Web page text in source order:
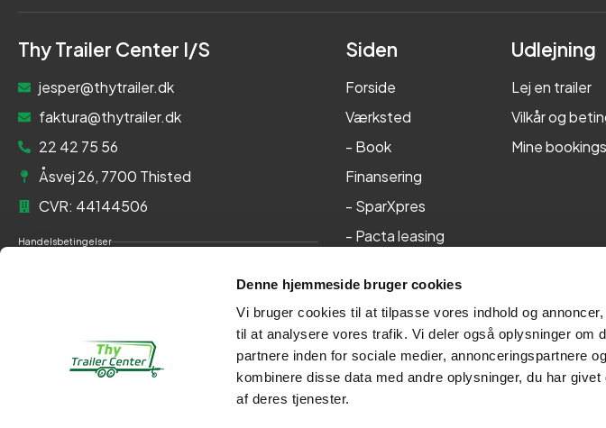
Denne hjemmeside bruger cookies
Vi bruger cookies til at tilpasse vores indhold og
til at analysere vores trafik. Vi deler også oplysninger om
partnere inden for sociale medier, annonceringspartnere
kombinere disse data med andre oplysninger, du har
af deres tjenester.
Thy Trailer Center I/S
jesper@thytrailer.dk
faktura@thytrailer.dk
22 42 75 56
Åsvej 26, 7700 Thisted
CVR: 44144506
Handelsbetingelser
Siden
Forside
Værksted
- Book
Finansering
- SparXpres
- Pacta leasing
Kontakt
Udlejning
Lej en trailer
Vilkår og
Mine bookings